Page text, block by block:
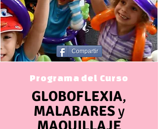
Compartir
Programa del Curso
GLOBOFLEXIA,
MALABARESy